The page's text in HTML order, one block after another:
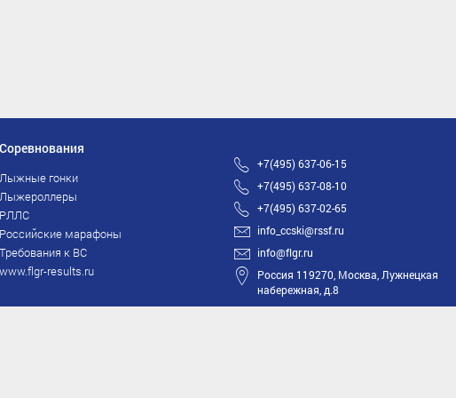
Соревнования
Лыжные гонки
Лыжероллеры
РЛЛС
Российские марафоны
Требования к ВС
www.flgr-results.ru
+7(495) 637-06-15
+7(495) 637-08-10
+7(495) 637-02-65
info_ccski@rssf.ru
info@flgr.ru
Россия 119270, Москва, Лужнецкая
набережная, д.8